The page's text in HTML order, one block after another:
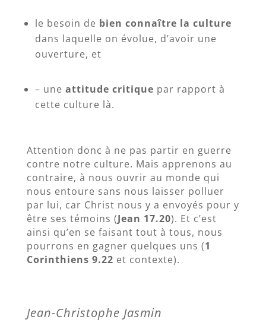
le besoin de bien connaître la culture
dans laquelle on évolue, d’avoir une
ouverture, et
– une attitude critique par rapport à
cette culture là.
Attention donc à ne pas partir en guerre
contre notre culture. Mais apprenons au
contraire, à nous ouvrir au monde qui
nous entoure sans nous laisser polluer
par lui, car Christ nous y a envoyés pour y
être ses témoins (Jean 17.20). Et c’est
ainsi qu’en se faisant tout à tous, nous
pourrons en gagner quelques uns (1
Corinthiens 9.22 et contexte).
Jean-Christophe Jasmin